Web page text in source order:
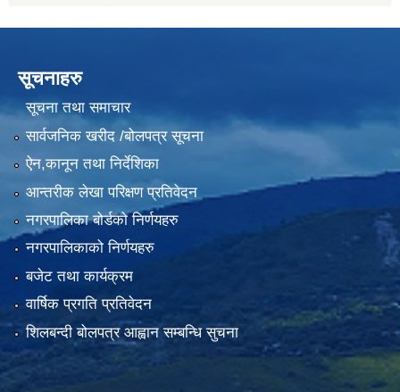
सूचनाहरु
सूचना तथा समाचार
सार्वजनिक खरीद /बोलपत्र सूचना
ऐन,कानून तथा निर्देशिका
आन्तरीक लेखा परिक्षण प्रतिवेदन
नगरपालिका बोर्डको निर्णयहरु
नगरपालिकाको निर्णयहरु
बजेट तथा कार्यक्रम
वार्षिक प्रगति प्रतिवेदन
शिलबन्दी बोलपत्र आह्वान सम्बन्धि सुचना